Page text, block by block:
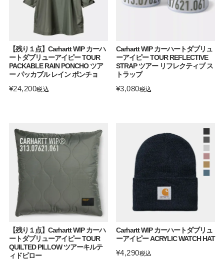
【残り１点】Carhartt WIP カーハ
ートダブリューアイピー TOUR
PACKABLE RAIN PONCHO ツア
ー パッカブル レイン ポンチョ
¥24,200税込
Carhartt WIP カーハートダブリュ
ーアイピー TOUR REFLECTIVE
STRAP ツアー リフレクティブ ス
トラップ
¥3,080税込
【残り１点】Carhartt WIP カーハ
ートダブリューアイピー TOUR
QUILTED PILLOW ツアーキルテ
ィドピロー
Carhartt WIP カーハートダブリュ
ーアイピー ACRYLIC WATCH HAT
¥4,290税込